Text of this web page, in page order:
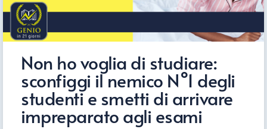
Non ho voglia di studiare:
sconfiggi il nemico N°1 degli
studenti e smetti di arrivare
impreparato agli esami